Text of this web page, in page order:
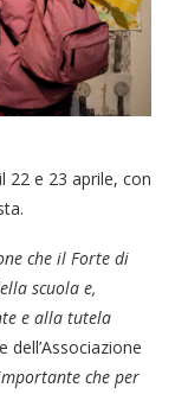
22 e 23 aprile, con
che il Forte di
scuola e,
e alla tutela
che per